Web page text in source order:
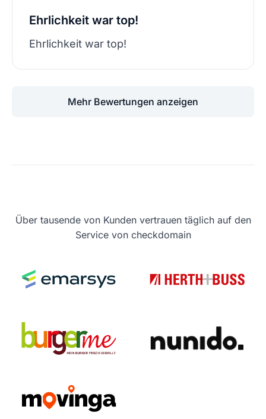
Ehrlichkeit war top!
Ehrlichkeit war top!
Mehr Bewertungen anzeigen
Über tausende von Kunden vertrauen täglich auf den
Service von checkdomain